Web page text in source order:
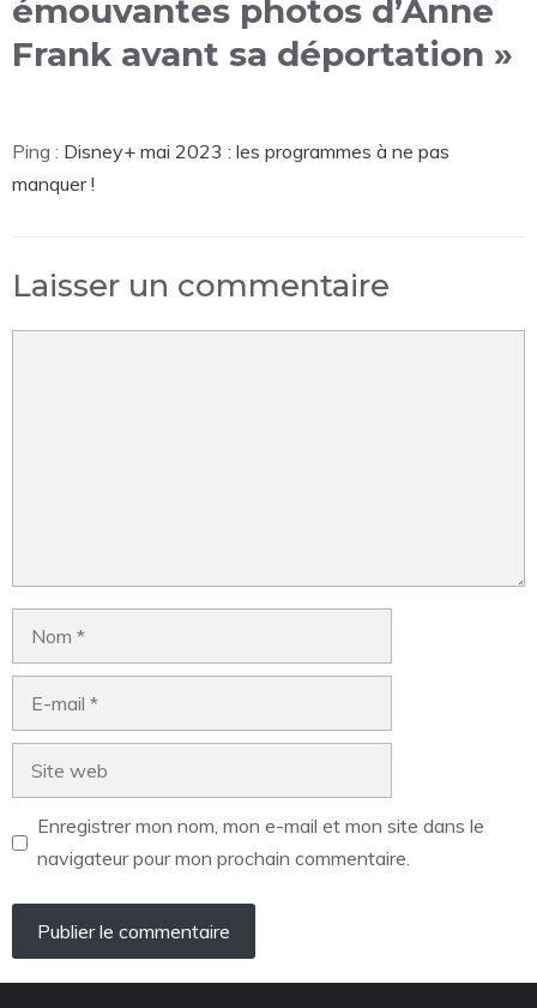
émouvantes photos d’Anne
Frank avant sa déportation »
Ping : Disney+ mai 2023 : les programmes à ne pas
manquer !
Laisser un commentaire
Enregistrer mon nom, mon e-mail et mon site dans le
navigateur pour mon prochain commentaire.